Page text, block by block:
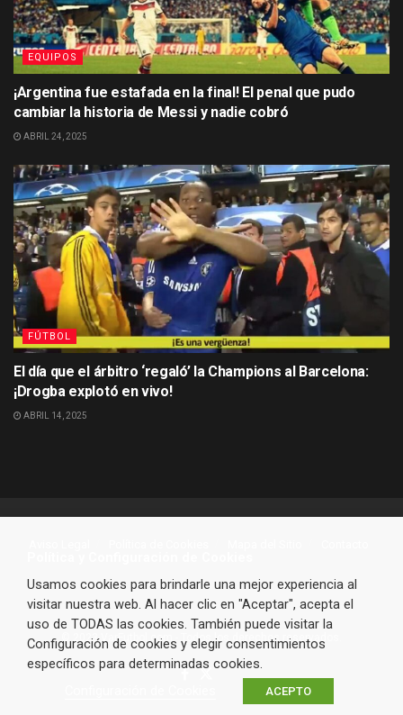
EQUIPOS
¡Argentina fue estafada en la final! El penal que pudo
cambiar la historia de Messi y nadie cobró
ABRIL 24, 2025
FÚTBOL
El día que el árbitro ‘regaló’ la Champions al Barcelona:
¡Drogba explotó en vivo!
ABRIL 14, 2025
© 2023 VarFutbol.com - Todos los derechos reservados.
Usamos cookies para brindarle una mejor experiencia al
visitar nuestra web. Al hacer clic en "Aceptar", acepta el
uso de TODAS las cookies. También puede visitar la
Configuración de cookies y elegir consentimientos
específicos para determinadas cookies.
ACEPTO